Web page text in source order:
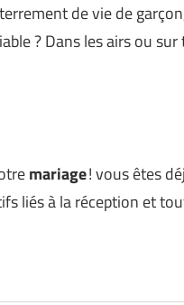
de vie de
? Dans les airs ou sur
mariage! vous êtes
liés à la réception et